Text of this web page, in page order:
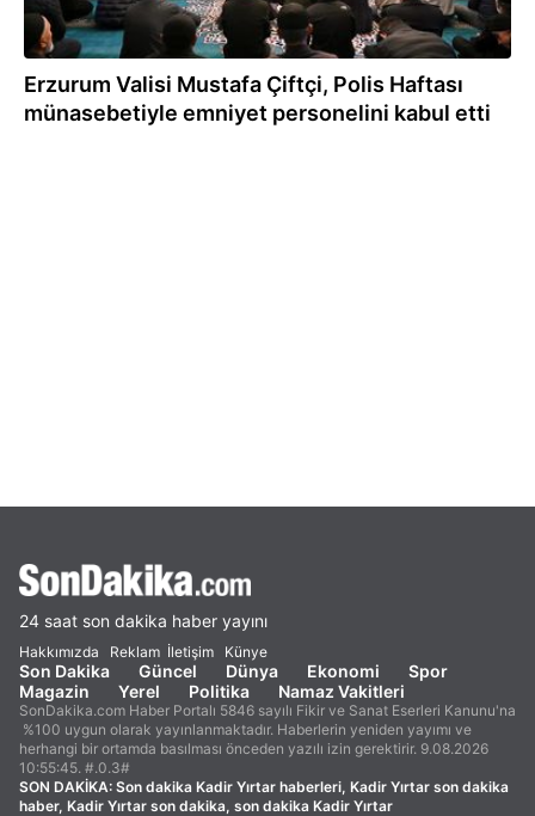
Erzurum Valisi Mustafa Çiftçi, Polis Haftası
münasebetiyle emniyet personelini kabul etti
24 saat son dakika haber yayını
Hakkımızda Reklam İletişim Künye
Son Dakika Güncel Dünya Ekonomi
Spor
Magazin
Yerel Politika Namaz Vakitleri
SonDakika.com Haber Portalı 5846 sayılı Fikir ve Sanat Eserleri Kanunu'na
%100 uygun olarak yayınlanmaktadır. Haberlerin yeniden yayımı ve
herhangi bir ortamda basılması önceden yazılı izin gerektirir. 9.08.2026
10:55:45. #.0.3#
SON DAKİKA: Son dakika Kadir Yırtar haberleri, Kadir Yırtar son dakika
haber, Kadir Yırtar son dakika, son dakika Kadir Yırtar